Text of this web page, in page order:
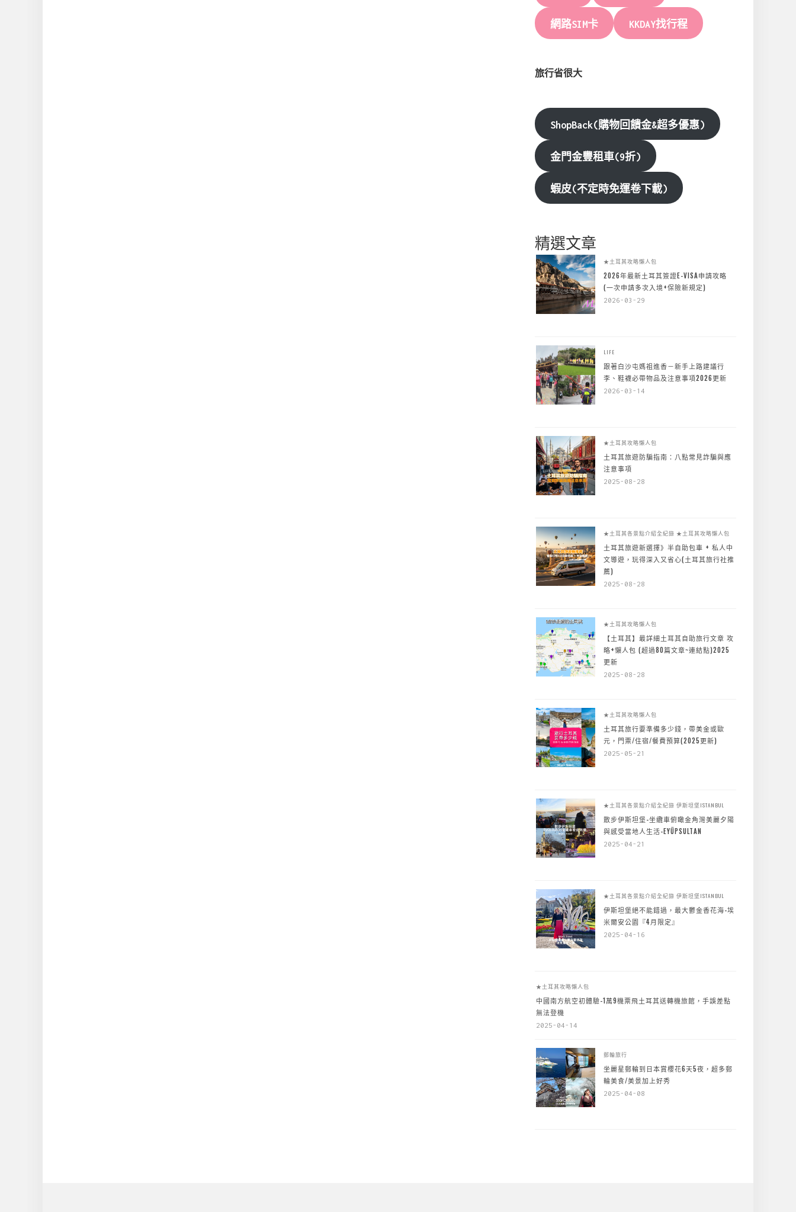
網路SIM卡 KKDAY找行程
旅行省很大
ShopBack(購物回饋金&超多優惠)
金門金豐租車(9折)
蝦皮(不定時免運卷下載)
精選文章
★土耳其攻略懶人包
2026年最新土耳其簽證E-VISA申請攻略
(一次申請多次入境+保險新規定)
2026-03-29
LIFE
跟著白沙屯媽祖進香－新手上路建議行
李、鞋襪必帶物品及注意事項2026更新
2026-03-14
★土耳其攻略懶人包
土耳其旅遊防騙指南：八點常見詐騙與應
注意事項
2025-08-28
★土耳其各景點介紹全紀錄 ★土耳其攻略懶人包
土耳其旅遊新選擇》半自助包車 + 私人中
文導遊，玩得深入又省心(土耳其旅行社推
薦)
2025-08-28
★土耳其攻略懶人包
【土耳其】最詳細土耳其自助旅行文章 攻
略+懶人包 (超過80篇文章~連結點)2025
更新
2025-08-28
★土耳其攻略懶人包
土耳其旅行要準備多少錢，帶美金或歐
元，門票/住宿/餐費預算(2025更新)
2025-05-21
★土耳其各景點介紹全紀錄 伊斯坦堡ISTANBUL
散步伊斯坦堡-坐纜車俯瞰金角灣美麗夕陽
與感受當地人生活-EYÜPSULTAN
2025-04-21
★土耳其各景點介紹全紀錄 伊斯坦堡ISTANBUL
伊斯坦堡絕不能錯過，最大鬱金香花海-埃
米爾安公園『4月限定』
2025-04-16
★土耳其攻略懶人包
中國南方航空初體驗-1萬9機票飛土耳其送轉機旅館，手誤差點
無法登機
2025-04-14
郵輪旅行
坐麗星郵輪到日本賞櫻花6天5夜，超多郵
輪美食/美景加上好秀
2025-04-08